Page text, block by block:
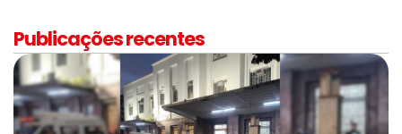
Publicações recentes